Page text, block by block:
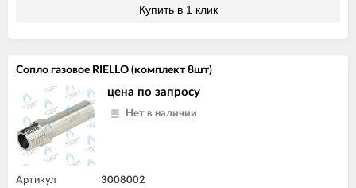
Купить в 1 клик
Сопло газовое RIELLO (комплект 8шт)
цена по запросу
Нет в наличии
Артикул 3008002